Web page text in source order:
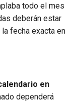
todo el mes
deberán estar
fecha exacta en
en
dependerá